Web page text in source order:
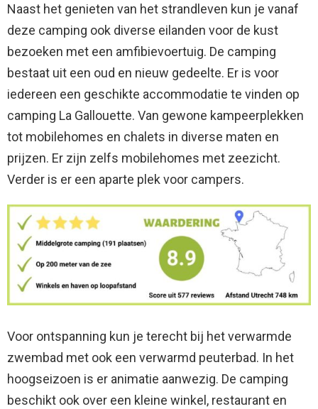
Naast het genieten van het strandleven kun je vanaf
deze camping ook diverse eilanden voor de kust
bezoeken met een amfibievoertuig. De camping
bestaat uit een oud en nieuw gedeelte. Er is voor
iedereen een geschikte accommodatie te vinden op
camping La Gallouette. Van gewone kampeerplekken
tot mobilehomes en chalets in diverse maten en
prijzen. Er zijn zelfs mobilehomes met zeezicht.
Verder is er een aparte plek voor campers.
Voor ontspanning kun je terecht bij het verwarmde
zwembad met ook een verwarmd peuterbad. In het
hoogseizoen is er animatie aanwezig. De camping
beschikt ook over een kleine winkel, restaurant en